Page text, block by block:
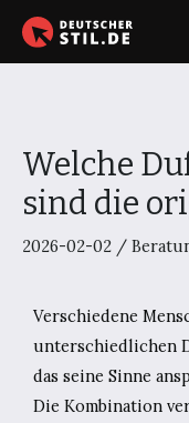
Zum
Inhalt
Welche
sind die
2026-02-02 /
Verschiedene
unterschiedlichen
das seine Sinne
Die Kombination